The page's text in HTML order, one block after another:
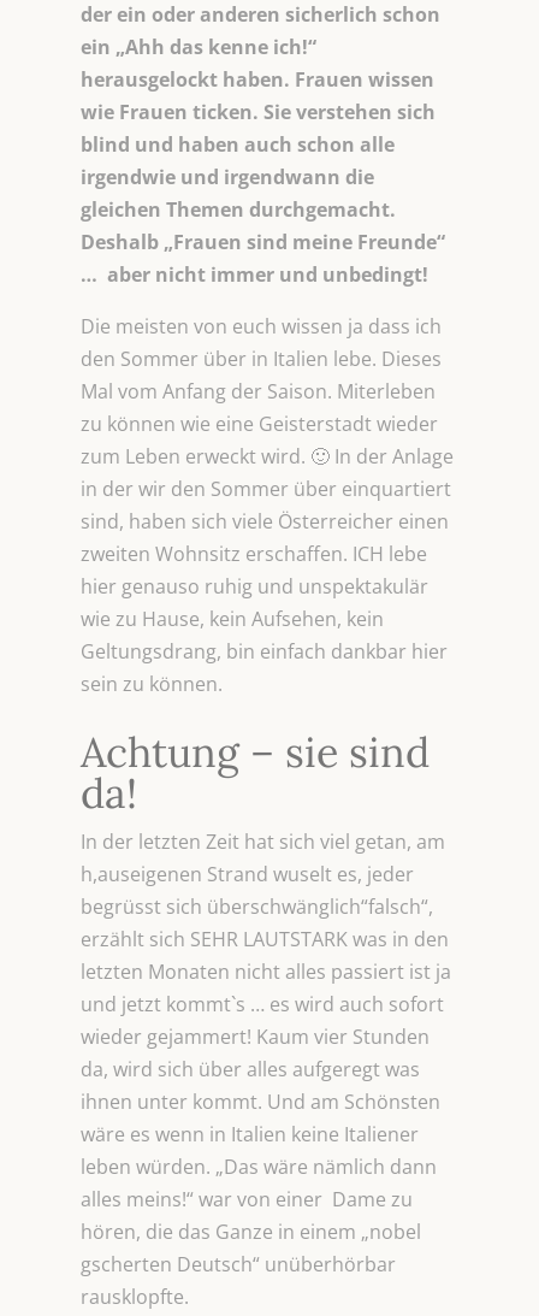
der ein oder anderen sicherlich schon
ein „Ahh das kenne ich!“
herausgelockt haben. Frauen wissen
wie Frauen ticken. Sie verstehen sich
blind und haben auch schon alle
irgendwie und irgendwann die
gleichen Themen durchgemacht.
Deshalb „Frauen sind meine Freunde“
… aber nicht immer und unbedingt!
Die meisten von euch wissen ja dass ich
den Sommer über in Italien lebe. Dieses
Mal vom Anfang der Saison. Miterleben
zu können wie eine Geisterstadt wieder
zum Leben erweckt wird. 🙂 In der Anlage
in der wir den Sommer über einquartiert
sind, haben sich viele Österreicher einen
zweiten Wohnsitz erschaffen. ICH lebe
hier genauso ruhig und unspektakulär
wie zu Hause, kein Aufsehen, kein
Geltungsdrang, bin einfach dankbar hier
sein zu können.
Achtung – sie sind
da!
In der letzten Zeit hat sich viel getan, am
h,auseigenen Strand wuselt es, jeder
begrüsst sich überschwänglich“falsch“,
erzählt sich SEHR LAUTSTARK was in den
letzten Monaten nicht alles passiert ist ja
und jetzt kommt`s … es wird auch sofort
wieder gejammert! Kaum vier Stunden
da, wird sich über alles aufgeregt was
ihnen unter kommt. Und am Schönsten
wäre es wenn in Italien keine Italiener
leben würden. „Das wäre nämlich dann
alles meins!“ war von einer Dame zu
hören, die das Ganze in einem „nobel
gscherten Deutsch“ unüberhörbar
rausklopfte.